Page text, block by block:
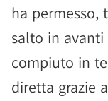
ha permesso,
salto in
compiuto in
diretta grazie